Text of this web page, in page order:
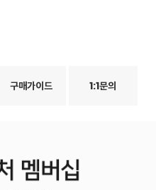
구매가이드 1:1문의